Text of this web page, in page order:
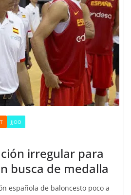
JJOO
irregular para
busca de medalla
española de baloncesto poco a